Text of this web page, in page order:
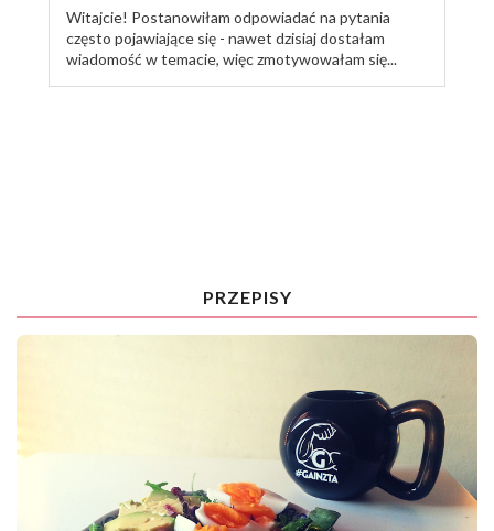
Witajcie! Postanowiłam odpowiadać na pytania
często pojawiające się - nawet dzisiaj dostałam
wiadomość w temacie, więc zmotywowałam się...
PRZEPISY